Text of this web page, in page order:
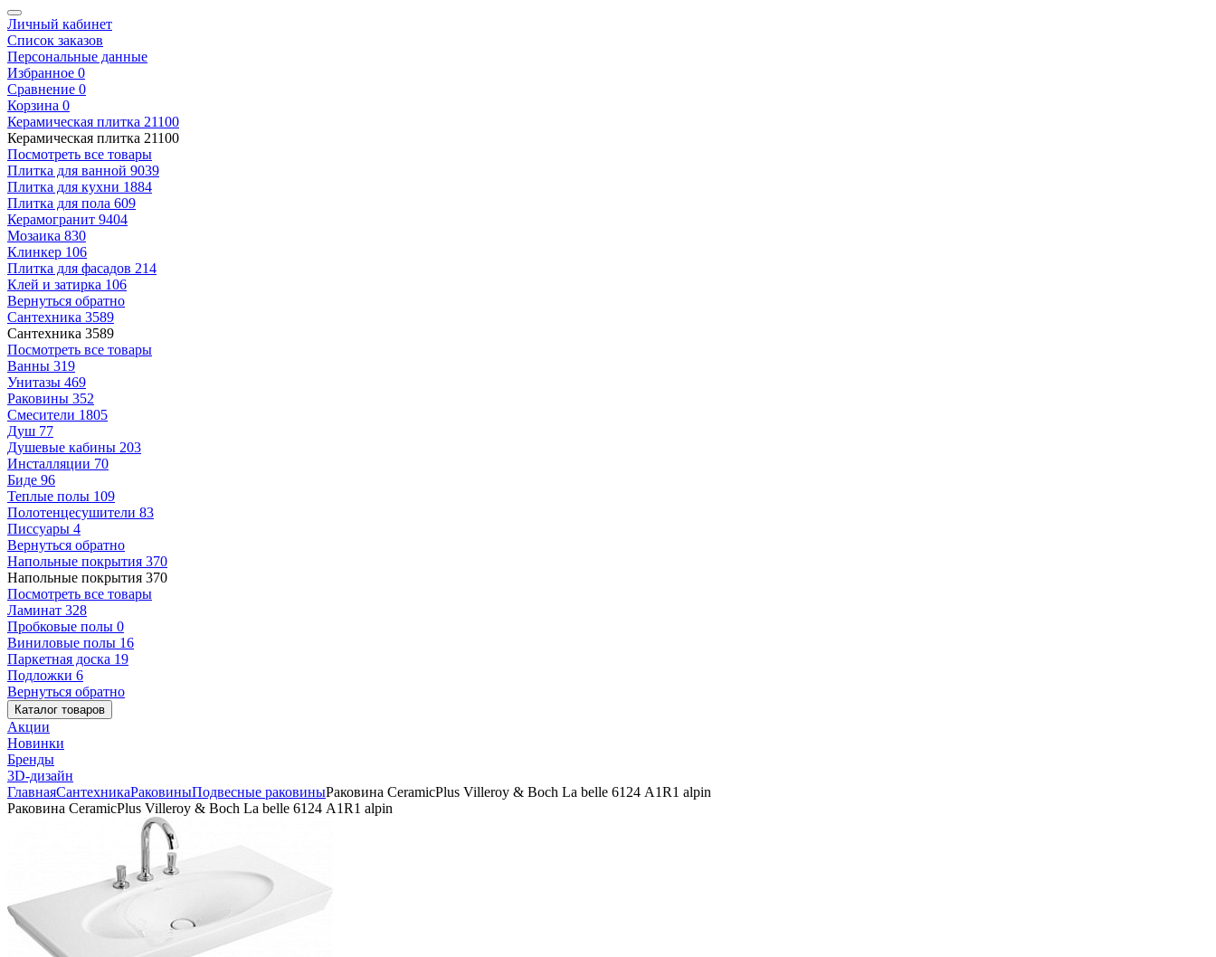
Личный кабинет
Список заказов
Персональные данные
Избранное 0
Сравнение 0
Корзина 0
Керамическая плитка 21100
Керамическая плитка 21100
Посмотреть все товары
Плитка для ванной 9039
Плитка для кухни 1884
Плитка для пола 609
Керамогранит 9404
Мозаика 830
Клинкер 106
Плитка для фасадов 214
Клей и затирка 106
Вернуться обратно
Сантехника 3589
Сантехника 3589
Посмотреть все товары
Ванны 319
Унитазы 469
Раковины 352
Смесители 1805
Душ 77
Душевые кабины 203
Инсталляции 70
Биде 96
Теплые полы 109
Полотенцесушители 83
Писсуары 4
Вернуться обратно
Напольные покрытия 370
Напольные покрытия 370
Посмотреть все товары
Ламинат 328
Пробковые полы 0
Виниловые полы 16
Паркетная доска 19
Подложки 6
Вернуться обратно
Каталог товаров
Акции
Новинки
Бренды
3D-дизайн
ГлавнаяСантехникаРаковиныПодвесные раковиныРаковина CeramicPlus Villeroy & Boch La belle 6124 А1R1 alpin
Раковина CeramicPlus Villeroy & Boch La belle 6124 А1R1 alpin